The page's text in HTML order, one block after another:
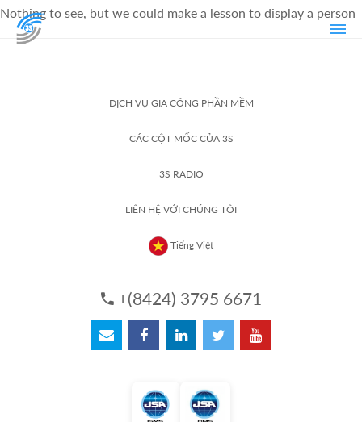
Nothing to see, but we could make a lesson to display a person
DỊCH VỤ GIA CÔNG PHẦN MỀM
CÁC CỘT MỐC CỦA 3S
3S RADIO
LIÊN HỆ VỚI CHÚNG TÔI
Tiếng Việt
+(8424) 3795 6671